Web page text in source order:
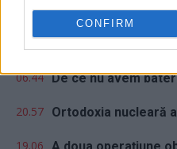
CONFIRM
24 de ore
06.44 De ce nu avem
20.57 Ortodoxia nucleară
19.06 A doua operațiune